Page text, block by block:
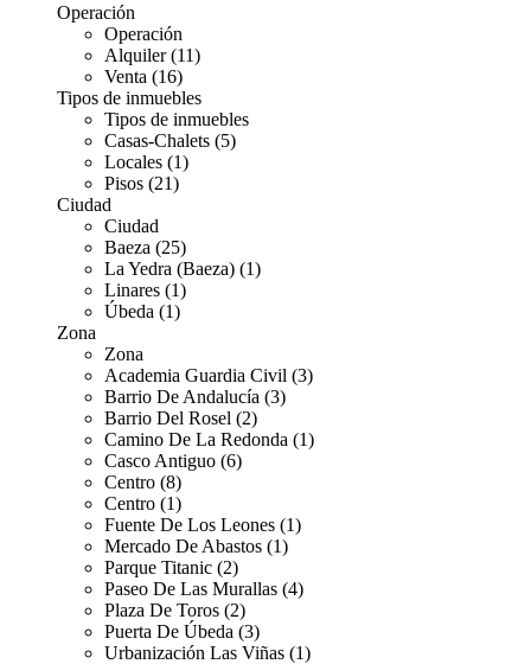
Operación
Operación
Alquiler (11)
Venta (16)
Tipos de inmuebles
Tipos de inmuebles
Casas-Chalets (5)
Locales (1)
Pisos (21)
Ciudad
Ciudad
Baeza (25)
La Yedra (Baeza) (1)
Linares (1)
Úbeda (1)
Zona
Zona
Academia Guardia Civil (3)
Barrio De Andalucía (3)
Barrio Del Rosel (2)
Camino De La Redonda (1)
Casco Antiguo (6)
Centro (8)
Centro (1)
Fuente De Los Leones (1)
Mercado De Abastos (1)
Parque Titanic (2)
Paseo De Las Murallas (4)
Plaza De Toros (2)
Puerta De Úbeda (3)
Urbanización Las Viñas (1)